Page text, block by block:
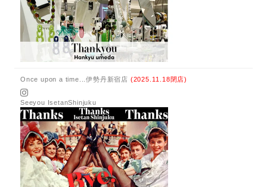
Once upon a time...伊勢丹新宿店 (2025.11.18閉店)
Seeyou IsetanShinjuku